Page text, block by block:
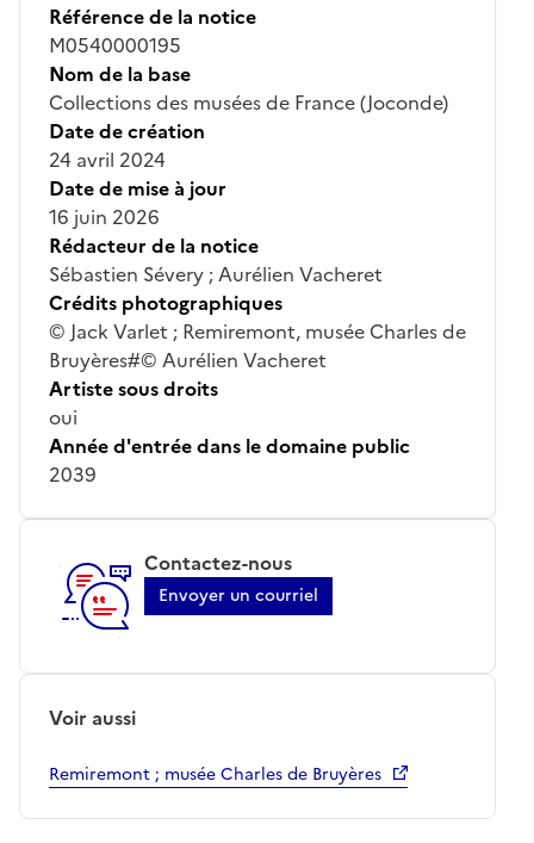
Référence de la notice
M0540000195
Nom de la base
Collections des musées de France (Joconde)
Date de création
24 avril 2024
Date de mise à jour
16 juin 2026
Rédacteur de la notice
Sébastien Sévery ; Aurélien Vacheret
Crédits photographiques
© Jack Varlet ; Remiremont, musée Charles de
Bruyères#© Aurélien Vacheret
Artiste sous droits
oui
Année d'entrée dans le domaine public
2039
Contactez-nous
Envoyer un courriel
Voir aussi
Remiremont ; musée Charles de Bruyères